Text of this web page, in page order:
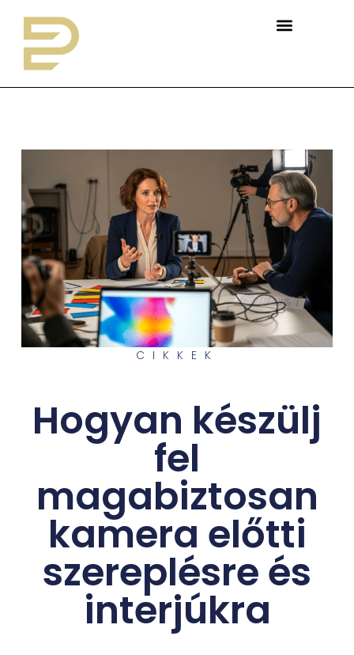
CIKKEK
Hogyan készülj
fel
magabiztosan
kamera előtti
szereplésre és
interjúkra